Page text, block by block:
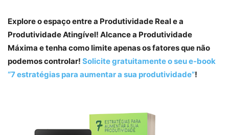
Explore o espaço entre a Produtividade Real e a
Produtividade Atingível! Alcance a Produtividade
Máxima e tenha como limite apenas os fatores que não
podemos controlar! Solicite gratuitamente o seu e-book
“7 estratégias para aumentar a sua produtividade”!